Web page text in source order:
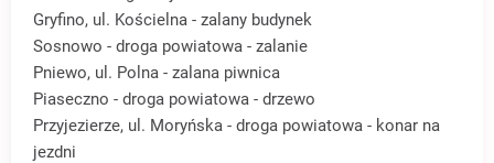
Gryfino, ul. Kościelna - zalany budynek
Sosnowo - droga powiatowa - zalanie
Pniewo, ul. Polna - zalana piwnica
Piaseczno - droga powiatowa - drzewo
Przyjezierze, ul. Moryńska - droga powiatowa - konar na
jezdni